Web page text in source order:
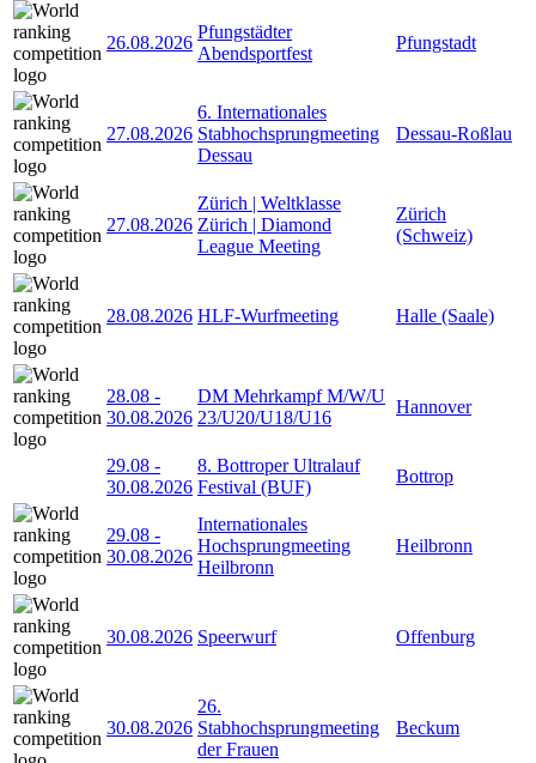
26.08.2026
Pfungstädter
Abendsportfest
Pfungstadt
27.08.2026
6. Internationales
Stabhochsprungmeeting
Dessau
Dessau-Roßlau
27.08.2026
Zürich | Weltklasse
Zürich | Diamond
League Meeting
Zürich
(Schweiz)
28.08.2026 HLF-Wurfmeeting Halle (Saale)
28.08 -
30.08.2026
DM Mehrkampf M/W/U
23/U20/U18/U16
Hannover
29.08 -
30.08.2026
8. Bottroper Ultralauf
Festival (BUF)
Bottrop
29.08 -
30.08.2026
Internationales
Hochsprungmeeting
Heilbronn
Heilbronn
30.08.2026 Speerwurf Offenburg
30.08.2026
26.
Stabhochsprungmeeting
der Frauen
Beckum